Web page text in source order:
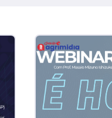
MG
R$ 5,05
kg
Suíno - Estadual
PR
R$ 4,53